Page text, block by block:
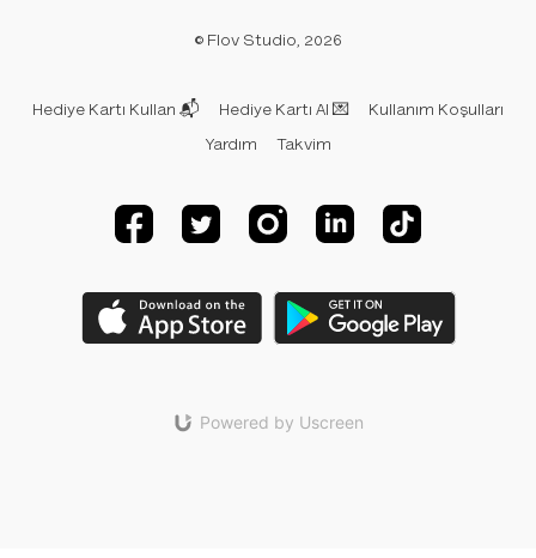
© Flov Studio, 2026
Hediye Kartı Kullan 📬 Hediye Kartı Al 💌
Kullanım Koşulları
Yardım
Takvim
Powered by Uscreen